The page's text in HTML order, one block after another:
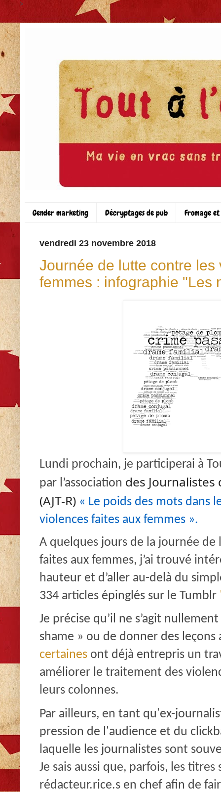
>
Gender marketing Décryptages de pub Fromage
vendredi 23 novembre 2018
Journée de lutte contre
femmes : infographie "Les
Lundi prochain, je participerai à
par l’association des Journalistes
(AJT-R) « Le poids des mots dans
violences faites aux femmes ».
A quelques jours de la journée
faites aux femmes, j’ai trouvé
hauteur et d’aller au-delà du
334 articles épinglés sur le Tumblr
Je précise qu’il ne s’agit
shame » ou de donner des leçons
certaines ont déjà entrepris un
améliorer le traitement des
leurs colonnes.
Par ailleurs, en tant qu'ex-
pression de l'audience et du
laquelle les journalistes sont
Je sais aussi que, parfois, les
rédacteur.rice.s en chef afin de